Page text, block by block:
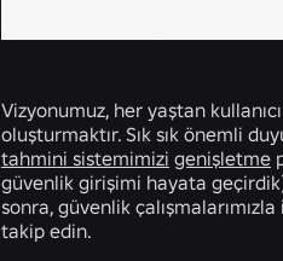
Vizyonumuz, her yaştan
oluşturmaktır. Sık sık önemli
tahmini sistemimizi genişletme
güvenlik girişimi hayata
sonra, güvenlik
takip edin.